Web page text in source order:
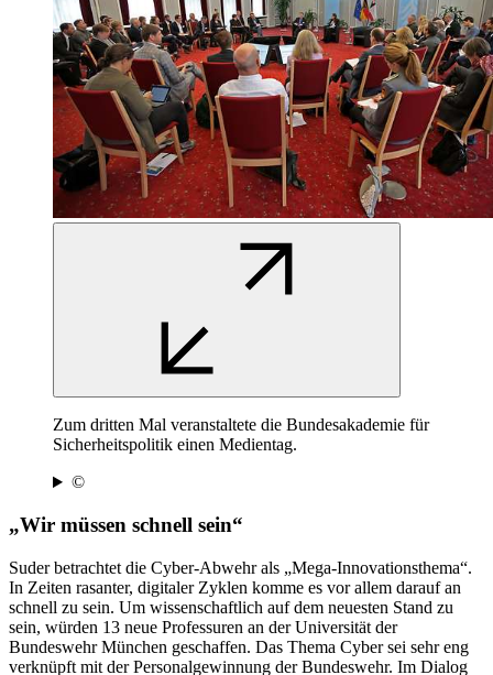
Zum dritten Mal veranstaltete die Bundesakademie für
Sicherheitspolitik einen Medientag.
©
„Wir müssen schnell sein“
Suder betrachtet die Cyber-Abwehr als „Mega-Innovationsthema“.
In Zeiten rasanter, digitaler Zyklen komme es vor allem darauf an
schnell zu sein. Um wissenschaftlich auf dem neuesten Stand zu
sein, würden 13 neue Professuren an der Universität der
Bundeswehr München geschaffen. Das Thema Cyber sei sehr eng
verknüpft mit der Personalgewinnung der Bundeswehr. Im Dialog